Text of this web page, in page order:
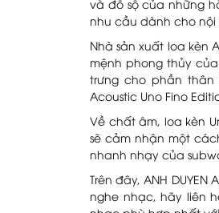
và đồ sộ của những
nhu cầu dành cho
Nhà sản xuất loa kèn
mệnh phong thủy
trưng cho phần thân
Acoustic Uno Fino
Về chất âm, loa kèn
sẽ cảm nhận một
nhanh nhạy của
Trên đây, ANH
nghe nhạc, hãy liên